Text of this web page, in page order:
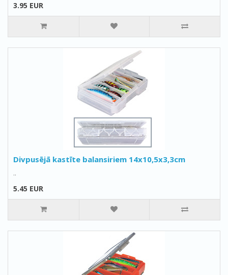
3.95 EUR
Divpusējā kastīte balansiriem 14x10,5x3,3cm
..
5.45 EUR